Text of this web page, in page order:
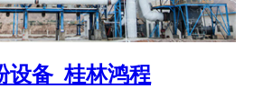
设备_桂林鸿程